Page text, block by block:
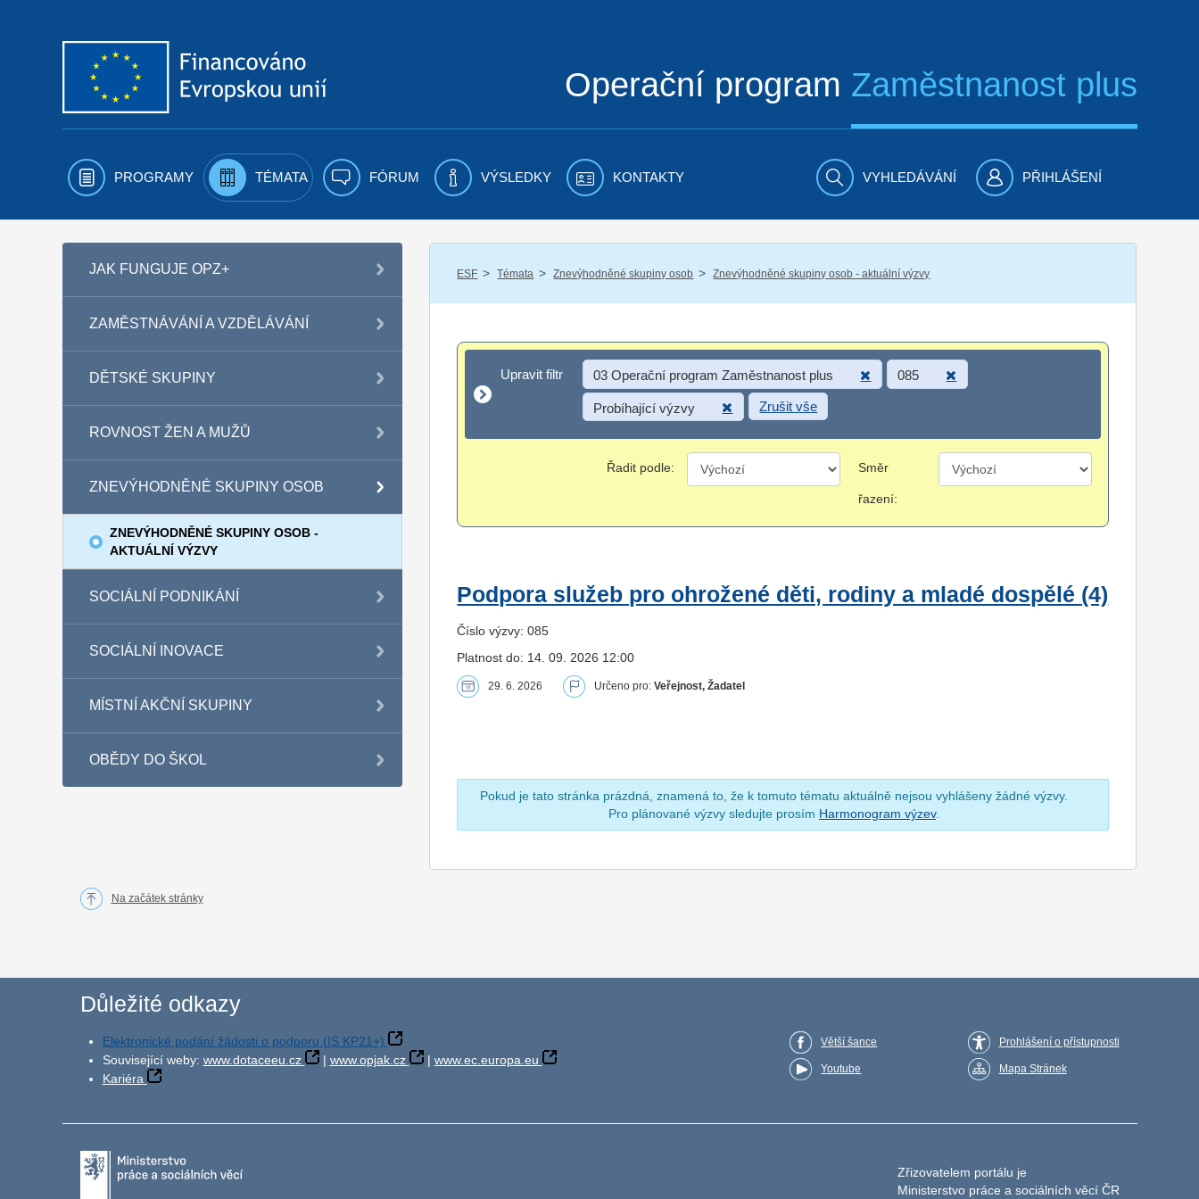
Operační program Zaměstnanost plus
PROGRAMY TÉMATA FÓRUM VÝSLEDKY KONTAKTY VYHLEDÁVÁNÍ PŘIHLÁŠENÍ
JAK FUNGUJE OPZ+
ZAMĚSTNÁVÁNÍ A VZDĚLÁVÁNÍ
DĚTSKÉ SKUPINY
ROVNOST ŽEN A MUŽŮ
ZNEVÝHODNĚNÉ SKUPINY OSOB
ZNEVÝHODNĚNÉ SKUPINY OSOB -
AKTUÁLNÍ VÝZVY
SOCIÁLNÍ PODNIKÁNÍ
SOCIÁLNÍ INOVACE
MÍSTNÍ AKČNÍ SKUPINY
OBĚDY DO ŠKOL
ESF / Témata / Znevýhodněné skupiny osob / Znevýhodněné skupiny osob - aktuální výzvy
Upravit filtr
Upravit filtr 03 Operační program Zaměstnanost plus 085
Probíhající výzvy Zrušit vše
Řadit podle: Směr
řazení:
Podpora služeb pro ohrožené děti, rodiny a mladé dospělé (4)
Číslo výzvy: 085
Platnost do: 14. 09. 2026 12:00
29. 6. 2026 Určeno pro:Veřejnost, Žadatel
Pokud je tato stránka prázdná, znamená to, že k tomuto tématu aktuálně nejsou vyhlášeny žádné výzvy.
Pro plánované výzvy sledujte prosím Harmonogram výzev.
Na začátek stránky
Důležité odkazy
Elektronické podání žádosti o podporu (IS KP21+)
Související weby: www.dotaceeu.cz | www.opjak.cz | www.ec.europa.eu
Kariéra
Větší šance
Youtube
Prohlášení o přístupnosti
Mapa Stránek
Zřizovatelem portálu je
Ministerstvo práce a sociálních věcí ČR